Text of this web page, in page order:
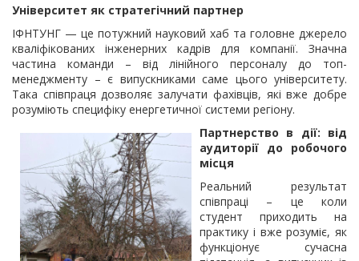
Університет як стратегічний партнер
ІФНТУНГ — це потужний науковий хаб та головне джерело
кваліфікованих інженерних кадрів для компанії. Значна
частина команди – від лінійного персоналу до топ-
менеджменту – є випускниками саме цього університету.
Така співпраця дозволяє залучати фахівців, які вже добре
розуміють специфіку енергетичної системи регіону.
Партнерство в дії: від
аудиторії до робочого
місця
Реальний результат
співпраці – це коли
студент приходить на
практику і вже розуміє, як
функціонує сучасна